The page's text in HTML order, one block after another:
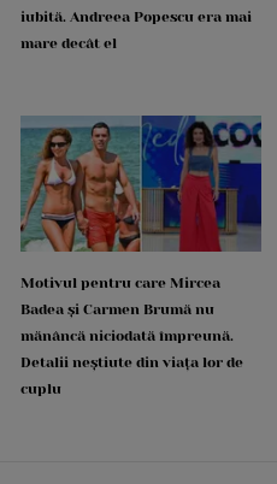
iubită. Andreea Popescu era mai
mare decât el
Motivul pentru care Mircea
Badea și Carmen Brumă nu
mănâncă niciodată împreună.
Detalii neștiute din viața lor de
cuplu